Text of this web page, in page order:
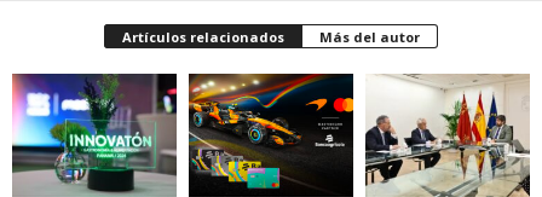
Artículos relacionados Más del autor